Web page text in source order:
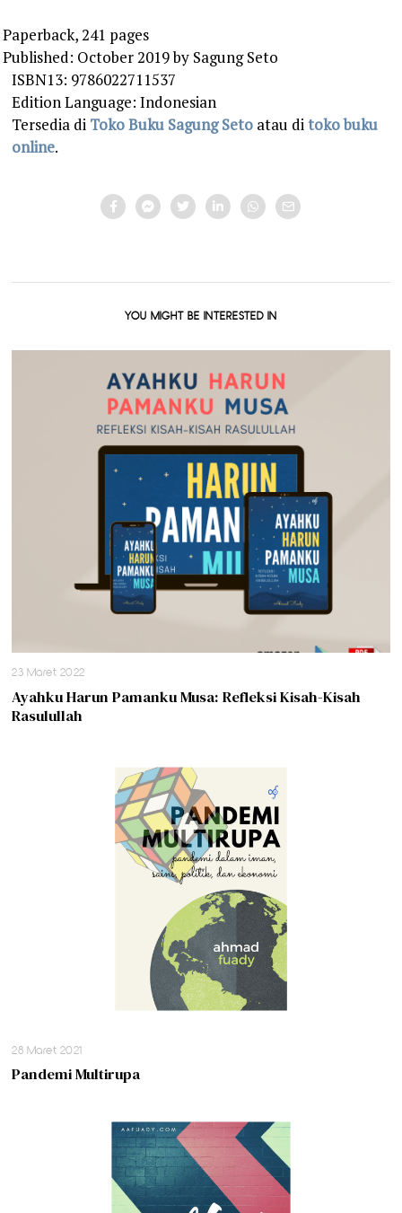
Paperback, 241 pages
Published: October 2019 by Sagung Seto
ISBN13: 9786022711537
Edition Language: Indonesian
Tersedia di Toko Buku Sagung Seto atau ditoko buku
online.
YOU MIGHT BE INTERESTED IN
23 Maret 2022
Ayahku Harun Pamanku Musa: Refleksi Kisah-Kisah
Rasulullah
28 Maret 2021
Pandemi Multirupa